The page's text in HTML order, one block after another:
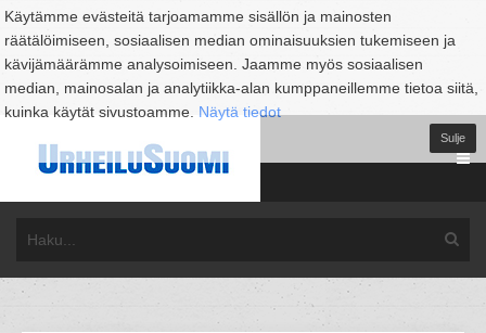
Käytämme evästeitä tarjoamamme sisällön ja mainosten
räätälöimiseen, sosiaalisen median ominaisuuksien tukemiseen ja
kävijämäärämme analysoimiseen. Jaamme myös sosiaalisen
median, mainosalan ja analytiikka-alan kumppaneillemme tietoa siitä,
kuinka käytät sivustoamme. Näytä tiedot
Sulje